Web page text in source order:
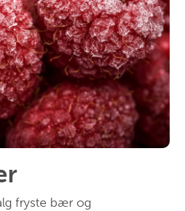
fryste bær og